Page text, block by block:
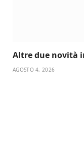
Altre due novità
AGOSTO 4, 2026